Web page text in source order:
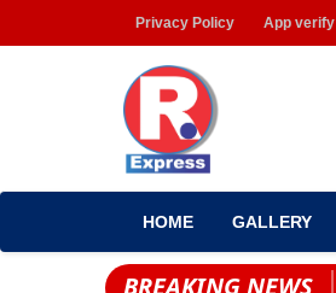
Privacy Policy App verify
HOME GALLERY
BREAKING NEWS